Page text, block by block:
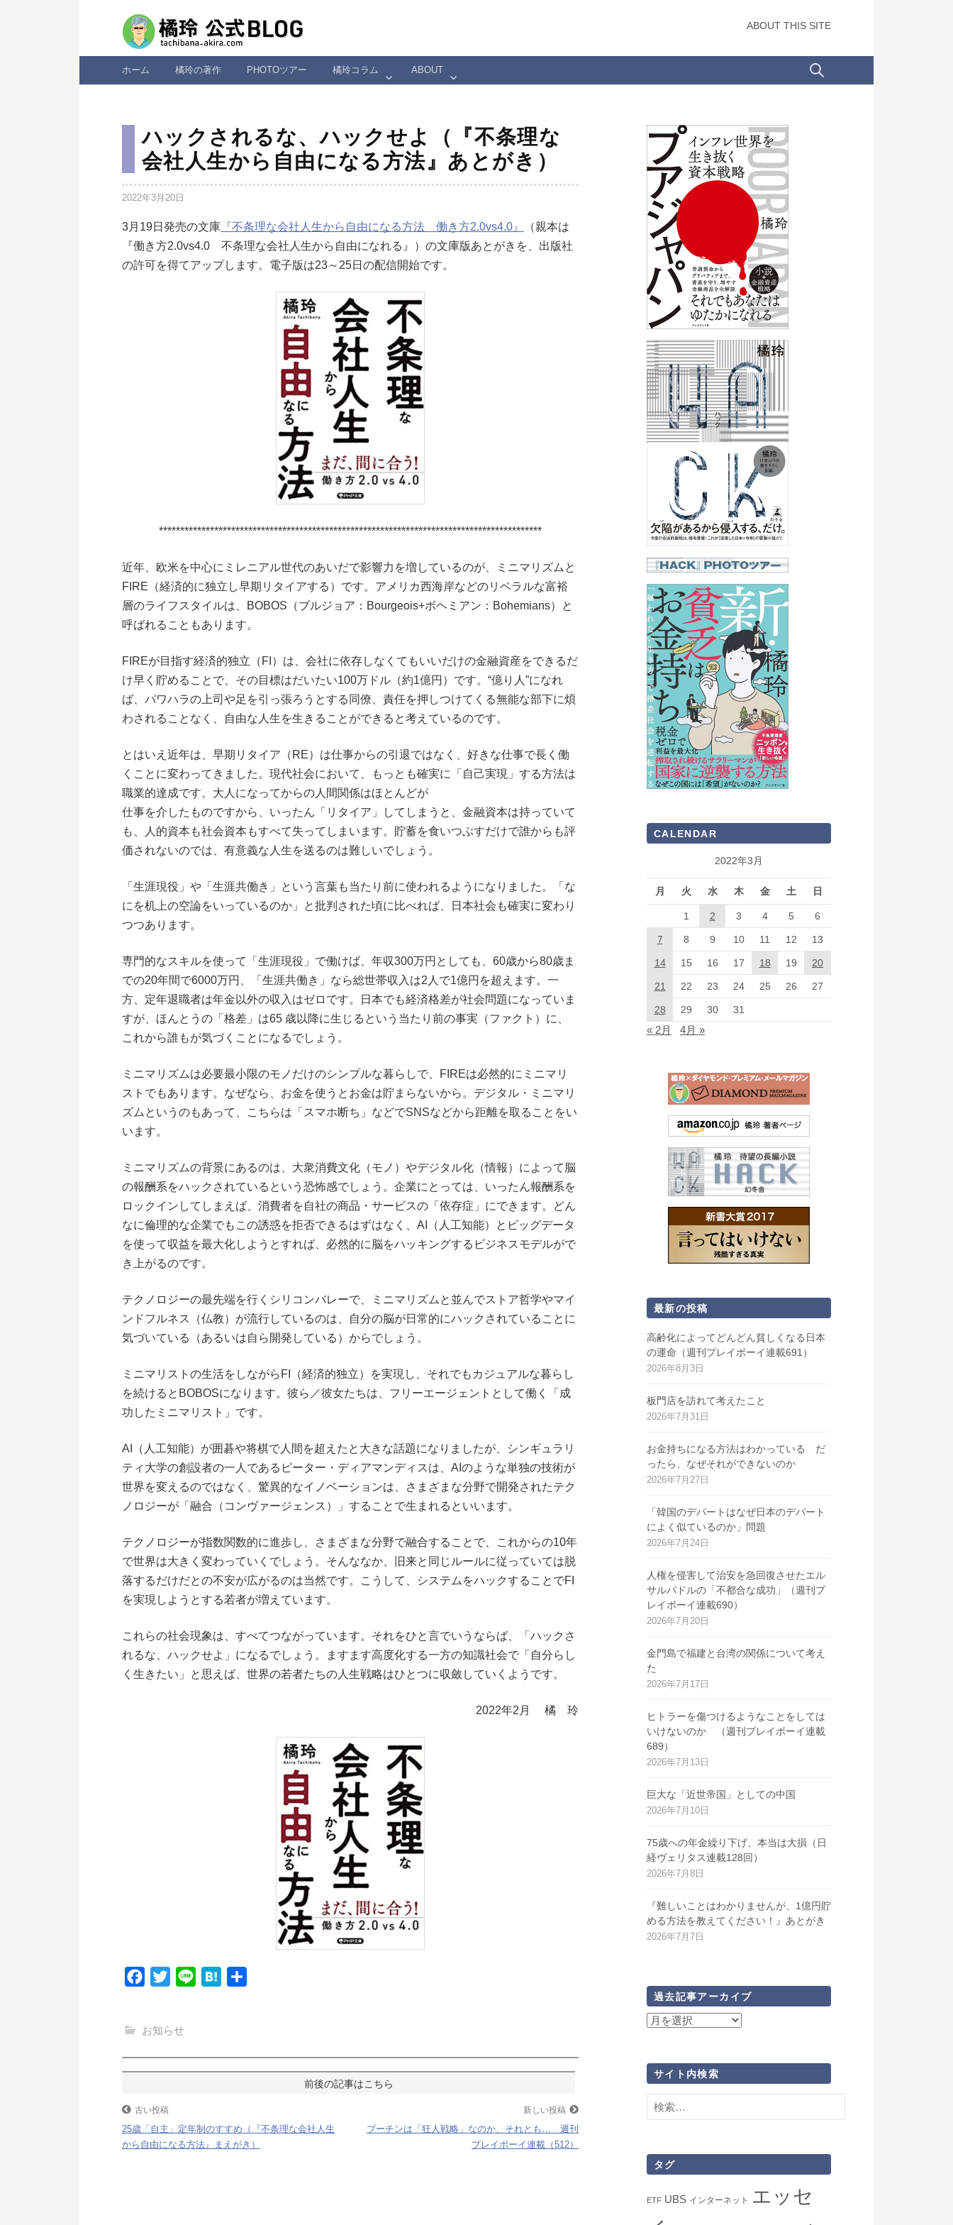
ツ
ABOUT THIS SITE
ホーム 橘玲の著作 PHOTOツアー 橘玲コラム ABOUT 検
ハックされるな、ハックせよ（『不条理な
会社人生から自由になる方法』あとがき）
2022年3月20日
3月19日発売の文庫 『不条理な会社人生から自由になる方法 働き方2.0vs4.0』
（親本は
『働き方2.0vs4.0 不条理な会社人生から自由になれる』）の文庫版あとがきを、出版社
の許可を得てアップします。電子版は23～25日の配信開始です。
******************************************************************************************
近年、欧米を中心にミレニアル世代のあいだで影響力を増しているのが、ミニマリズムと
FIRE（経済的に独立し早期リタイアする）です。アメリカ西海岸などのリベラルな富裕
層のライフスタイルは、BOBOS（ブルジョア：Bourgeois+ボヘミアン：Bohemians）と
呼ばれることもあります。
FIREが目指す経済的独立（FI）は、会社に依存しなくてもいいだけの金融資産をできるだ
け早く貯めることで、その目標はだいたい100万ドル（約1億円）です。“億り人”になれ
ば、パワハラの上司や足を引っ張ろうとする同僚、責任を押しつけてくる無能な部下に煩
わされることなく、自由な人生を生きることができると考えているのです。
とはいえ近年は、早期リタイア（RE）は仕事からの引退ではなく、好きな仕事で長く働
くことに変わってきました。現代社会において、もっとも確実に「自己実現」する方法は
職業的達成です。大人になってからの人間関係はほとんどが
仕事を介したものですから、いったん「リタイア」してしまうと、金融資本は持っていて
も、人的資本も社会資本もすべて失ってしまいます。貯蓄を食いつぶすだけで誰からも評
価されないのでは、有意義な人生を送るのは難しいでしょう。
「生涯現役」や「生涯共働き」という言葉も当たり前に使われるようになりました。「な
にを机上の空論をいっているのか」と批判された頃に比べれば、日本社会も確実に変わり
つつあります。
専門的なスキルを使って「生涯現役」で働けば、年収300万円としても、60歳から80歳ま
での20年間で6000万円、「生涯共働き」なら総世帯収入は2人で1億円を超えます。一
方、定年退職者は年金以外の収入はゼロです。日本でも経済格差が社会問題になっていま
すが、ほんとうの「格差」は65 歳以降に生じるという当たり前の事実（ファクト）に、
これから誰もが気づくことになるでしょう。
ミニマリズムは必要最小限のモノだけのシンプルな暮らしで、FIREは必然的にミニマリ
ストでもあります。なぜなら、お金を使うとお金は貯まらないから。デジタル・ミニマリ
ズムというのもあって、こちらは「スマホ断ち」などでSNSなどから距離を取ることをい
います。
ミニマリズムの背景にあるのは、大衆消費文化（モノ）やデジタル化（情報）によって脳
の報酬系をハックされているという恐怖感でしょう。企業にとっては、いったん報酬系を
ロックインしてしまえば、消費者を自社の商品・サービスの「依存症」にできます。どん
なに倫理的な企業でもこの誘惑を拒否できるはずはなく、AI（人工知能）とビッグデータ
を使って収益を最大化しようとすれば、必然的に脳をハッキングするビジネスモデルがで
き上がるのです。
テクノロジーの最先端を行くシリコンバレーで、ミニマリズムと並んでストア哲学やマイ
ンドフルネス（仏教）が流行しているのは、自分の脳が日常的にハックされていることに
気づいている（あるいは自ら開発している）からでしょう。
ミニマリストの生活をしながらFI（経済的独立）を実現し、それでもカジュアルな暮らし
を続けるとBOBOSになります。彼ら／彼女たちは、フリーエージェントとして働く「成
功したミニマリスト」です。
AI（人工知能）が囲碁や将棋で人間を超えたと大きな話題になりましたが、シンギュラリ
ティ大学の創設者の一人であるピーター・ディアマンディスは、AIのような単独の技術が
世界を変えるのではなく、驚異的なイノベーションは、さまざまな分野で開発されたテク
ノロジーが「融合（コンヴァージェンス）」することで生まれるといいます。
テクノロジーが指数関数的に進歩し、さまざまな分野で融合することで、これからの10年
で世界は大きく変わっていくでしょう。そんななか、旧来と同じルールに従っていては脱
落するだけだとの不安が広がるのは当然です。こうして、システムをハックすることでFI
を実現しようとする若者が増えています。
これらの社会現象は、すべてつながっています。それをひと言でいうならば、「ハックさ
れるな、ハックせよ」になるでしょう。ますます高度化する一方の知識社会で「自分らし
く生きたい」と思えば、世界の若者たちの人生戦略はひとつに収斂していくようです。
2022年2月 橘 玲
e
b
o
k
t
t
e
n
a
お知らせ
稿
ナ
古い投稿
25歳「自主」定年制のすすめ（『不条理な会社人生
から自由になる方法』まえがき）
新しい投稿
プーチンは「狂人戦略」なのか、それとも… 週刊
プレイボーイ連載（512）
CALENDAR
2022年3月
月 火 水 木 金 土 日
1 2 3 4 5 6
7 8 9 10 11 12 13
14 15 16 17 18 19 20
21 22 23 24 25 26 27
28 29 30 31
« 2月 4月 »
最新の投稿
高齢化によってどんどん貧しくなる日本
の運命（週刊プレイボーイ連載691）
2026年8月3日
板門店を訪れて考えたこと
2026年7月31日
お金持ちになる方法はわかっている だ
ったら、なぜそれができないのか
2026年7月27日
「韓国のデパートはなぜ日本のデパート
によく似ているのか」問題
2026年7月24日
人権を侵害して治安を急回復させたエル
サルバドルの「不都合な成功」（週刊プ
レイボーイ連載690）
2026年7月20日
金門島で福建と台湾の関係について考え
た
2026年7月17日
ヒトラーを傷つけるようなことをしては
いけないのか （週刊プレイボーイ連載
689）
2026年7月13日
巨大な「近世帝国」としての中国
2026年7月10日
75歳への年金繰り下げ、本当は大損（日
経ヴェリタス連載128回）
2026年7月8日
『難しいことはわかりませんが、1億円貯
める方法を教えてください！』あとがき
2026年7月7日
過去記事アーカイブ
過
事
ー
カ
ブ
サイト内検索
検
索:
タグ
ETF UBS インターネット
エッセ